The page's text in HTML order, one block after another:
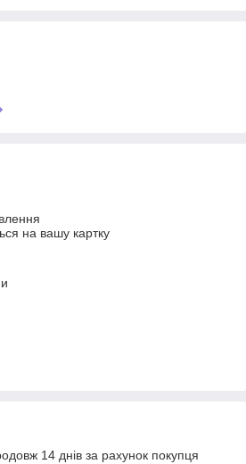
на вашу картку
14 днів за рахунок покупця